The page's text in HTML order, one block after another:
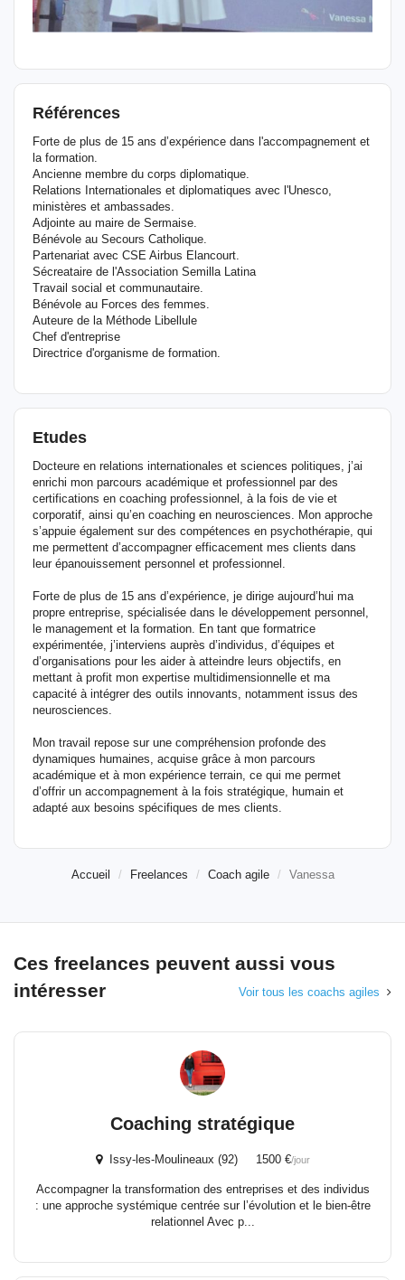
Références
Forte de plus de 15 ans d’expérience dans l'accompagnement et
la formation.
Ancienne membre du corps diplomatique.
Relations Internationales et diplomatiques avec l'Unesco,
ministères et ambassades.
Adjointe au maire de Sermaise.
Bénévole au Secours Catholique.
Partenariat avec CSE Airbus Elancourt.
Sécreataire de l'Association Semilla Latina
Travail social et communautaire.
Bénévole au Forces des femmes.
Auteure de la Méthode Libellule
Chef d'entreprise
Directrice d'organisme de formation.
Etudes
Docteure en relations internationales et sciences politiques, j’ai
enrichi mon parcours académique et professionnel par des
certifications en coaching professionnel, à la fois de vie et
corporatif, ainsi qu’en coaching en neurosciences. Mon approche
s’appuie également sur des compétences en psychothérapie, qui
me permettent d’accompagner efficacement mes clients dans
leur épanouissement personnel et professionnel.
Forte de plus de 15 ans d’expérience, je dirige aujourd’hui ma
propre entreprise, spécialisée dans le développement personnel,
le management et la formation. En tant que formatrice
expérimentée, j’interviens auprès d’individus, d’équipes et
d’organisations pour les aider à atteindre leurs objectifs, en
mettant à profit mon expertise multidimensionnelle et ma
capacité à intégrer des outils innovants, notamment issus des
neurosciences.
Mon travail repose sur une compréhension profonde des
dynamiques humaines, acquise grâce à mon parcours
académique et à mon expérience terrain, ce qui me permet
d’offrir un accompagnement à la fois stratégique, humain et
adapté aux besoins spécifiques de mes clients.
Accueil Freelances Coach agile Vanessa
Ces freelances peuvent aussi vous
intéresser
Voir tous les coachs agiles
Coaching stratégique
Issy-les-Moulineaux (92) 1500 €/jour
Accompagner la transformation des entreprises et des individus
: une approche systémique centrée sur l’évolution et le bien-être
relationnel Avec p...